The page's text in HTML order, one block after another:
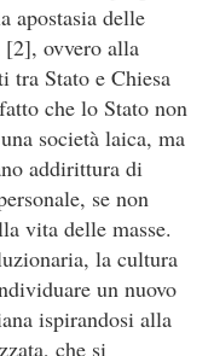
apostasia delle
ovvero alla
tra Stato e Chiesa
che lo Stato non
società laica, ma
addirittura di
se non
vita delle masse.
la cultura
un nuovo
ispirandosi alla
che si